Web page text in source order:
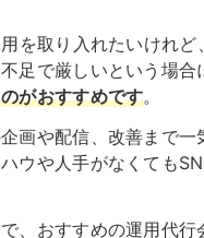
を取り入れたいけれど
足で厳しいという場合
がおすすめです。
画や配信、改善まで一
ウや人手がなくても
、おすすめの運用代行